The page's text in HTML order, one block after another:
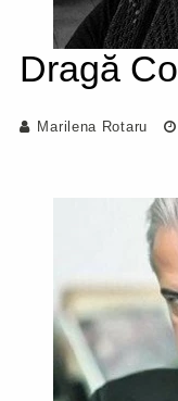
Dragă
Marilena Rotaru